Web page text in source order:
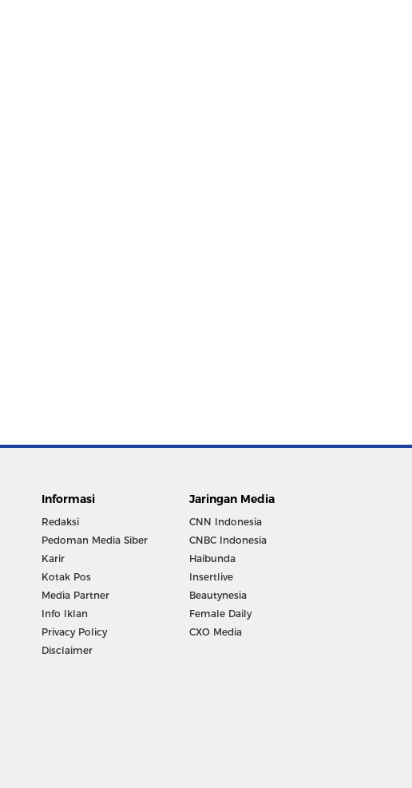
Informasi
Redaksi
Pedoman Media Siber
Karir
Kotak Pos
Media Partner
Info Iklan
Privacy Policy
Disclaimer
Jaringan Media
CNN Indonesia
CNBC Indonesia
Haibunda
Insertlive
Beautynesia
Female Daily
CXO Media